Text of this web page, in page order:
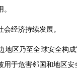
经济持续发展。
地区乃至全球安全构
用于危害邻国和地区安